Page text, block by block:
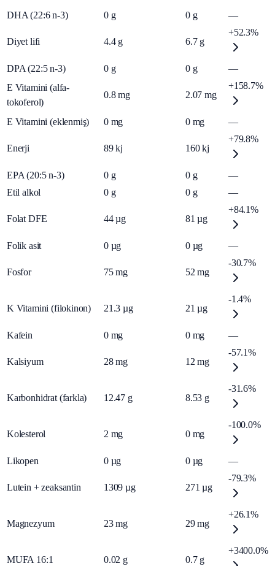
DHA (22:6 n-3) 0 g 0 g —
Diyet lifi 4.4 g 6.7 g
+52.3%
DPA (22:5 n-3) 0 g 0 g
—
E Vitamini (alfa-
tokoferol)
0.8 mg 2.07 mg
+158.7%
E Vitamini (eklenmiş) 0 mg 0 mg —
Enerji 89 kj 160 kj
+79.8%
EPA (20:5 n-3) 0 g 0 g
—
Etil alkol
0 g 0 g —
Folat DFE 44 µg 81 µg
+84.1%
Folik asit 0 µg 0 µg —
Fosfor 75 mg 52 mg
-30.7%
K Vitamini (filokinon) 21.3 µg 21 µg
-1.4%
Kafein 0 mg 0 mg —
Kalsiyum 28 mg 12 mg
-57.1%
Karbonhidrat (farkla) 12.47 g 8.53 g
-31.6%
Kolesterol 2 mg 0 mg
-100.0%
Likopen 0 µg 0 µg —
Lutein + zeaksantin 1309 µg 271 µg
-79.3%
Magnezyum 23 mg 29 mg
+26.1%
MUFA 16:1 0.02 g 0.7 g
+3400.0%